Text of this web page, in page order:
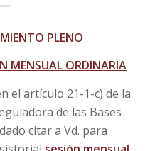
PLENO
MENSUAL ORDINARIA
el artículo 21-1-c) de la
de las Bases
citar a Vd. para